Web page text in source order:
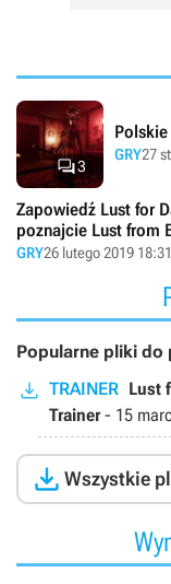
3
GRY27
Zapowiedź Lust for
poznajcie Lust from
GRY26 lutego 2019 18:31
Popularne pliki do
TRAINER Lust
Trainer- 15
 Wszystkie